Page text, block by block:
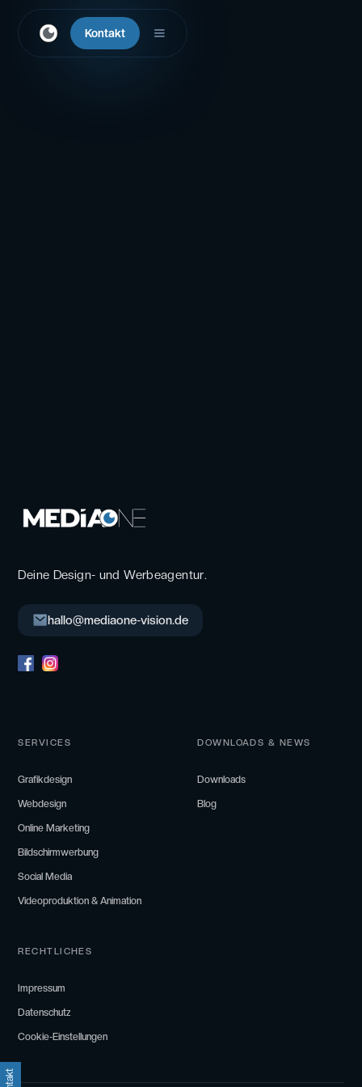
Kontakt
Deine Design- und Werbeagentur.
hallo@mediaone-vision.de
SERVICES
Grafikdesign
Webdesign
Online Marketing
Bildschirmwerbung
Social Media
Videoproduktion & Animation
DOWNLOADS & NEWS
Downloads
Blog
RECHTLICHES
Impressum
Datenschutz
Cookie-Einstellungen